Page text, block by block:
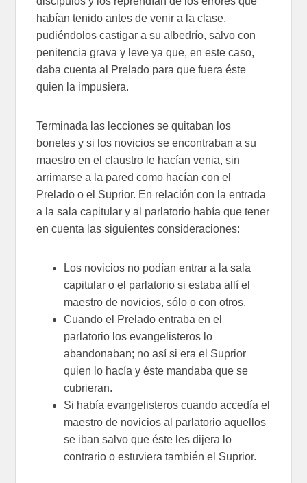
habían tenido antes de venir a la clase,
pudiéndolos castigar a su albedrío, salvo con
penitencia grava y leve ya que, en este caso,
daba cuenta al Prelado para que fuera éste
quien la impusiera.
Terminada las lecciones se quitaban los
bonetes y si los novicios se encontraban a su
maestro en el claustro le hacían venia, sin
arrimarse a la pared como hacían con el
Prelado o el Suprior. En relación con la entrada
a la sala capitular y al parlatorio había que tener
en cuenta las siguientes consideraciones:
Los novicios no podían entrar a la sala
capitular o el parlatorio si estaba allí el
maestro de novicios, sólo o con otros.
Cuando el Prelado entraba en el
parlatorio los evangelisteros lo
abandonaban; no así si era el Suprior
quien lo hacía y éste mandaba que se
cubrieran.
Si había evangelisteros cuando accedía el
maestro de novicios al parlatorio aquellos
se iban salvo que éste les dijera lo
contrario o estuviera también el Suprior.